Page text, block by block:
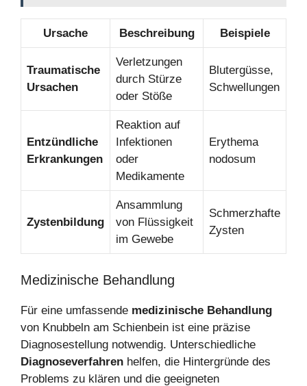
Ursache Beschreibung Beispiele
Traumatische
Ursachen
Verletzungen
durch Stürze
oder Stöße
Blutergüsse,
Schwellungen
Entzündliche
Erkrankungen
Reaktion auf
Infektionen
oder
Medikamente
Erythema
nodosum
Zystenbildung
Ansammlung
von Flüssigkeit
im Gewebe
Schmerzhafte
Zysten
Medizinische Behandlung
Für eine umfassende medizinische Behandlung
von Knubbeln am Schienbein ist eine präzise
Diagnosestellung notwendig. Unterschiedliche
Diagnoseverfahren helfen, die Hintergründe des
Problems zu klären und die geeigneten